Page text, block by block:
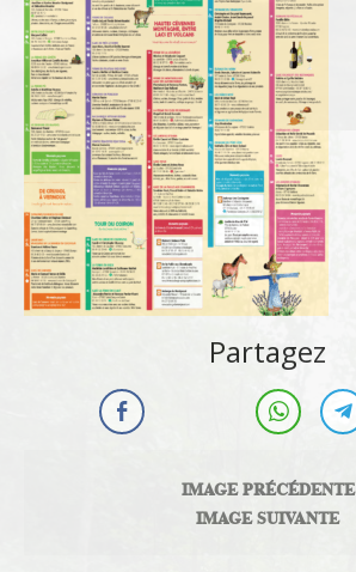
Partagez
IMAGE PRÉCÉDENTE
IMAGE SUIVANTE